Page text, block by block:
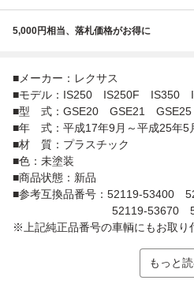
5,000円相当、落札価格がお得に
■メーカー：レクサス
■モデル：IS250 IS250F IS350
■型 式：GSE20 GSE21 GSE25
■年 式：平成17年9月～平成25年5
■材 質：プラスチック
■色：未塗装
■商品状態：新品
■参考互換品番号：52119-53400
52119-53670 52119-
※上記純正品番号の車輌にもお取り
もっと